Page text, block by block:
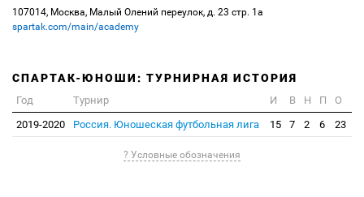
107014, Москва, Малый Олений переулок, д. 23 стр. 1а
spartak.com/main/academy
СПАРТАК-ЮНОШИ: ТУРНИРНАЯ ИСТОРИЯ
Год Турнир И В Н П
О
2019-2020
Россия. Юношеская футбольная лига 15 7 2 6 23
? Условные обозначения